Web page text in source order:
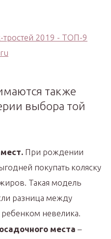
также
выбора той
При рождении
покупать коляску
Такая модель
разница между
невелика.
места –